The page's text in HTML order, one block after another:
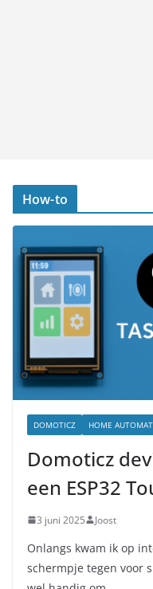
How-to
DOMOTICZ HOME
Domoticz
een ESP32
3 juni 2025 Joost
Onlangs kwam ik op
schermpje tegen voor